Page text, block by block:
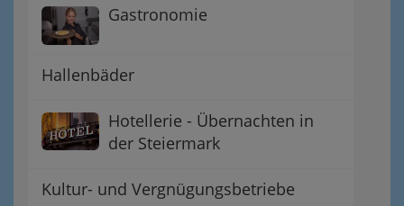
Gastronomie
Hallenbäder
Hotellerie - Übernachten in
der Steiermark
Kultur- und Vergnügungsbetriebe